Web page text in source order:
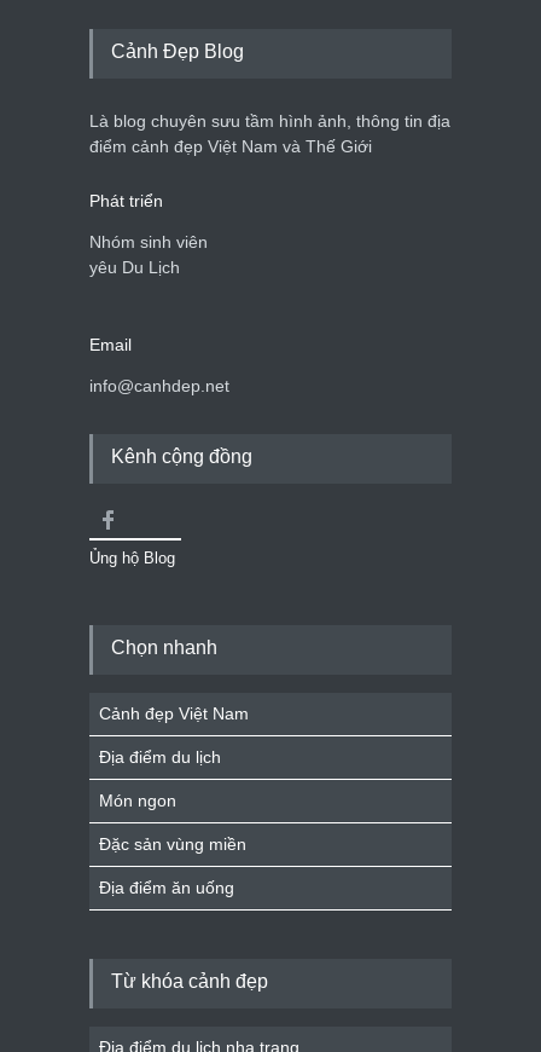
Cảnh Đẹp Blog
Là blog chuyên sưu tầm hình ảnh, thông tin địa
điểm cảnh đẹp Việt Nam và Thế Giới
Phát triển
Nhóm sinh viên
yêu Du Lịch
Email
info@canhdep.net
Kênh cộng đồng
Ủng hộ Blog
Chọn nhanh
Cảnh đẹp Việt Nam
Địa điểm du lịch
Món ngon
Đặc sản vùng miền
Địa điểm ăn uống
Từ khóa cảnh đẹp
Địa điểm du lịch nha trang